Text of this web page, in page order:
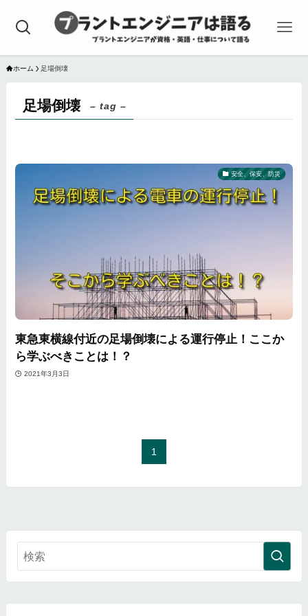
ホーム 足場倒壊
足場倒壊 – tag –
安全、保安、防災
東急東横線付近の足場倒壊による運行停止！ここか
ら学ぶべきことは！？
2021年3月3日
1